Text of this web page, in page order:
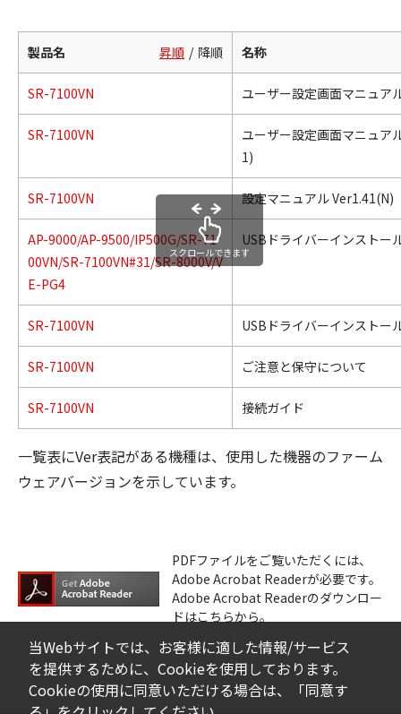
製品名 昇順 降順 名称
SR-7100VN ユーザー設定画面マニュア
SR-7100VN
ユーザー設定画面マニュア
1)
SR-7100VN 設定マニュアル Ver1.41(N)
AP-9000/AP-9500/IP500G/SR-71
00VN/SR-7100VN#31/SR-8000V/V
E-PG4
USBドライバーインストー
SR-7100VN USBドライバーインストー
SR-7100VN ご注意と保守について
SR-7100VN 接続ガイド
スクロールできます
一覧表にVer表記がある機種は、使用した機器のファーム
ウェアバージョンを示しています。
PDFファイルをご覧いただくには、
Adobe Acrobat Readerが必要です。
Adobe Acrobat Readerのダウンロー
ドはこちらから。
当Webサイトでは、お客様に適した情報/サービス
を提供するために、Cookieを使用しております。
Cookieの使用に同意いただける場合は、「同意す